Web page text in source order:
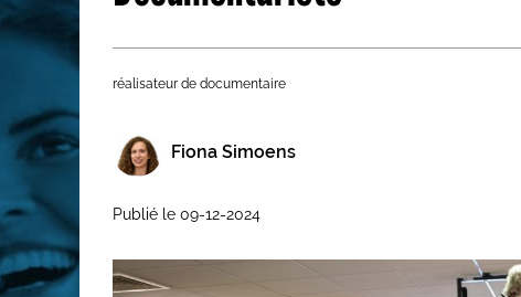
réalisateur de documentaire
Fiona Simoens
Publié le 09-12-2024